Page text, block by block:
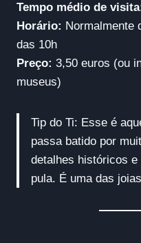
Tempo médio de
Horário: Normalmente
das 10h
Preço: 3,50 euros (ou
museus)
Tip do Ti: Esse é
passa batido por
detalhes históricos e
pula. É uma das